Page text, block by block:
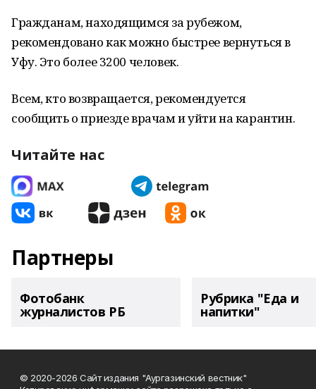
Гражданам, находящимся за рубежом,
рекомендовано как можно быстрее вернуться в
Уфу. Это более 3200 человек.
Всем, кто возвращается, рекомендуется
сообщить о приезде врачам и уйти на карантин.
Читайте нас
Партнеры
Фотобанк
журналистов РБ
Рубрика "Еда и
напитки"
© 2020-2026 Сайт издания "Аургазинский вестник"